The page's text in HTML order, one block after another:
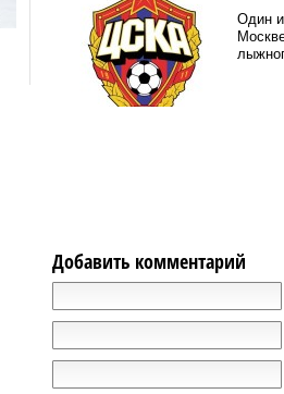
Один
Добавить комментарий